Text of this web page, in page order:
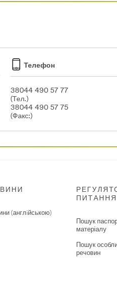
Телефон
38044 490 57 77
(Тел.)
38044 490 57 75
(Факс:)
(англiйською)
ПИТАННЯ
Пошук
матеріалу
Пошук
речовин